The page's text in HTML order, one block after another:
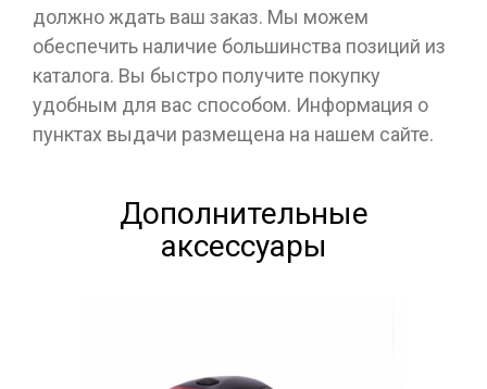
должно ждать ваш заказ. Мы можем
обеспечить наличие большинства позиций из
каталога. Вы быстро получите покупку
удобным для вас способом. Информация о
пунктах выдачи размещена на нашем сайте.
Дополнительные
аксессуары